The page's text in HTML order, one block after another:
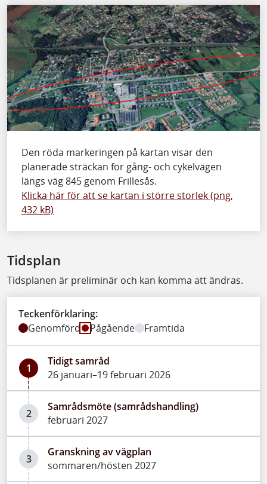
Den röda markeringen på kartan visar den
planerade sträckan för gång- och cykelvägen
längs väg 845 genom Frillesås.
Klicka här för att se kartan i större storlek (png,
432 kB)
Tidsplan
Tidsplanen är preliminär och kan komma att ändras.
Teckenförklaring:
Genomförd
Pågående Framtida
1
Tidigt samråd
26 januari–19 februari 2026
2
Samrådsmöte (samrådshandling)
februari 2027
3
Granskning av vägplan
sommaren/hösten 2027